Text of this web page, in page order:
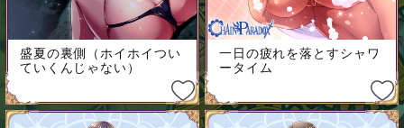
盛夏の裏側（ホイホイつい
ていくんじゃない）
一日の疲れを落とすシャワ
ータイム